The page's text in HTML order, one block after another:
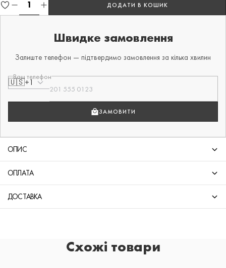
ДОДАТИ В КОШИК
Швидке замовлення
Залиште телефон — підтвердимо замовлення за кілька хвилин
Ваш телефон
🇺🇸+1
ЗАМОВИТИ
ОПИС
ОПЛАТА
ДОСТАВКА
Схожі товари